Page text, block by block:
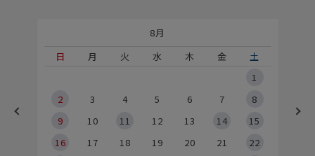
8月
日
月 火 水 木 金
土
1
2
3 4 5 6 7
8
9
10 11 12 13 14
15
16
17 18 19 20 21
22